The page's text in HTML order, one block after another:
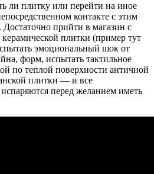
ли плитку или перейти на иное
контакте с этим
прийти в магазин с
плитки (пример тут
эмоциональный шок от
форм, испытать тактильное
по теплой поверхности античной
плитки — и все
перед желанием иметь